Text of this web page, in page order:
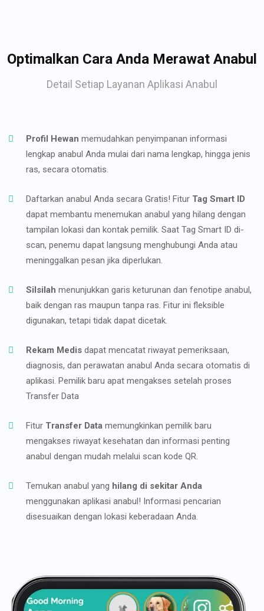
Optimalkan Cara Anda Merawat Anabul
Detail Setiap Layanan Aplikasi Anabul
Profil Hewan memudahkan penyimpanan informasi
lengkap anabul Anda mulai dari nama lengkap, hingga jenis
ras, secara otomatis.
Daftarkan anabul Anda secara Gratis! Fitur Tag Smart ID
dapat membantu menemukan anabul yang hilang dengan
tampilan lokasi dan kontak pemilik. Saat Tag Smart ID di-
scan, penemu dapat langsung menghubungi Anda atau
meninggalkan pesan jika diperlukan.
Silsilah menunjukkan garis keturunan dan fenotipe anabul,
baik dengan ras maupun tanpa ras. Fitur ini fleksible
digunakan, tetapi tidak dapat dicetak.
Rekam Medis dapat mencatat riwayat pemeriksaan,
diagnosis, dan perawatan anabul Anda secara otomatis di
aplikasi. Pemilik baru apat mengakses setelah proses
Transfer Data
Fitur Transfer Data memungkinkan pemilik baru
mengakses riwayat kesehatan dan informasi penting
anabul dengan mudah melalui scan kode QR.
Temukan anabul yang hilang di sekitar Anda
menggunakan aplikasi anabul! Informasi pencarian
disesuaikan dengan lokasi keberadaan Anda.